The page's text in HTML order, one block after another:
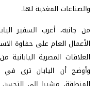
والصناعات المغذية لها.
من جانبه، أعرب السفير
الأعمال العام على حفاوة
العلاقات المصرية
وأوضح أن اليابان ترى